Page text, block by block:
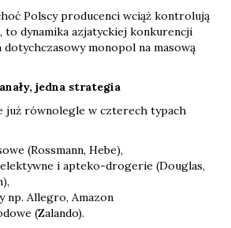
Polscy producenci wciąż kontrolują
to dynamika azjatyckiej konkurencji
dotychczasowy monopol na masową
jedna strategia
już równolegle w czterech typach
(Rossmann, Hebe),
i apteko-drogerie (Douglas,
np. Allegro, Amazon
(Zalando).